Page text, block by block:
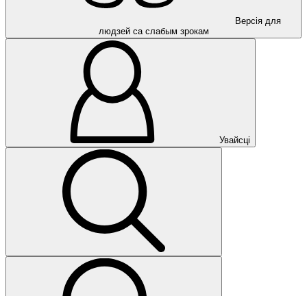
Версія для
людзей са слабым зрокам
Увайсці